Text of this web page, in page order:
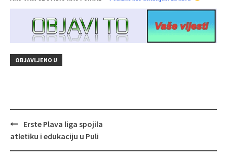
OBJAVLJENO U
Navigacija
objava
Erste Plava liga spojila
atletiku i edukaciju u Puli